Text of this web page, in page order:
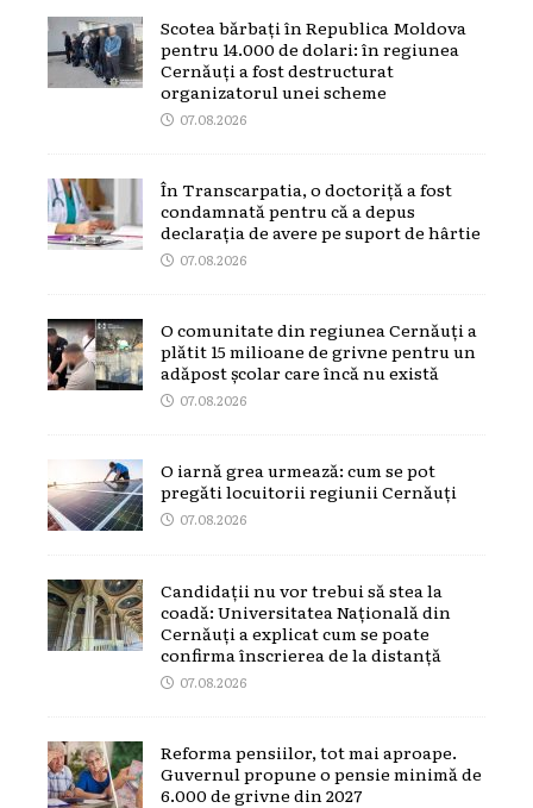
Scotea bărbați în Republica Moldova
pentru 14.000 de dolari: în regiunea
Cernăuți a fost destructurat
organizatorul unei scheme
07.08.2026
În Transcarpatia, o doctoriță a fost
condamnată pentru că a depus
declarația de avere pe suport de hârtie
07.08.2026
O comunitate din regiunea Cernăuți a
plătit 15 milioane de grivne pentru un
adăpost școlar care încă nu există
07.08.2026
O iarnă grea urmează: cum se pot
pregăti locuitorii regiunii Cernăuți
07.08.2026
Candidații nu vor trebui să stea la
coadă: Universitatea Națională din
Cernăuți a explicat cum se poate
confirma înscrierea de la distanță
07.08.2026
Reforma pensiilor, tot mai aproape.
Guvernul propune o pensie minimă de
6.000 de grivne din 2027